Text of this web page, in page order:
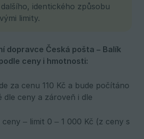
identického způsobu
limity.
dopravce Česká pošta – Balík
ceny i hmotnosti:
za cenu 110 Kč a bude počítáno
dle ceny a zároveň i dle
– limit 0 – 1 000 Kč (z ceny s